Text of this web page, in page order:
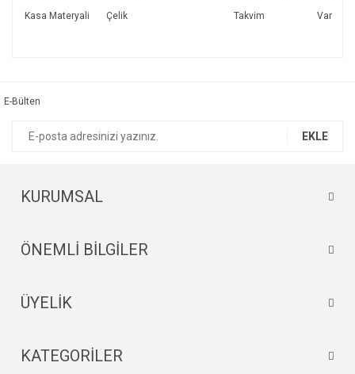
Kasa Materyali
Çelik Takvim Var
Ürün fiyatı diğer sitelerden daha pahalı.
E-Bülten
EKLE
KURUMSAL
ÖNEMLİ BİLGİLER
ÜYELİK
KATEGORİLER